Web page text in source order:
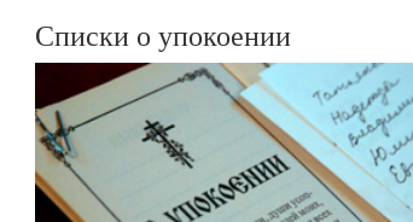
Списки о упокоении